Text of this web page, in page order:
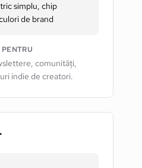
simplu, chip
de brand
comunități,
indie de creatori.